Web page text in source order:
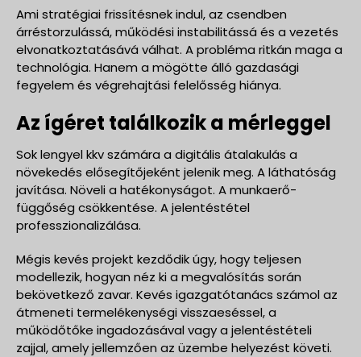
Ami stratégiai frissítésnek indul, az csendben
árréstorzulássá, működési instabilitássá és a vezetés
elvonatkoztatásává válhat. A probléma ritkán maga a
technológia. Hanem a mögötte álló gazdasági
fegyelem és végrehajtási felelősség hiánya.
Az ígéret találkozik a mérleggel
Sok lengyel kkv számára a digitális átalakulás a
növekedés elősegítőjeként jelenik meg. A láthatóság
javítása. Növeli a hatékonyságot. A munkaerő-
függőség csökkentése. A jelentéstétel
professzionalizálása.
Mégis kevés projekt kezdődik úgy, hogy teljesen
modellezik, hogyan néz ki a megvalósítás során
bekövetkező zavar. Kevés igazgatótanács számol az
átmeneti termelékenységi visszaeséssel, a
működőtőke ingadozásával vagy a jelentéstételi
zajjal, amely jellemzően az üzembe helyezést követi.